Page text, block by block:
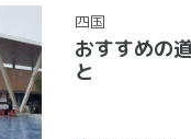
四国
おすすめの
と